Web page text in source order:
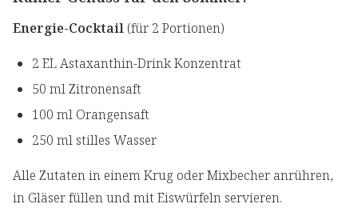
Energie-Cocktail (für 2 Portionen)
2 EL Astaxanthin-Drink Konzentrat
50 ml Zitronensaft
100 ml Orangensaft
250 ml stilles Wasser
Alle Zutaten in einem Krug oder Mixbecher anrühren,
in Gläser füllen und mit Eiswürfeln servieren.